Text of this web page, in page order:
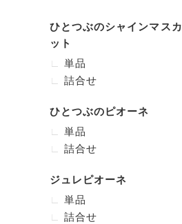
ひとつぶのシャインマスカ
ット
単品
詰合せ
ひとつぶのピオーネ
単品
詰合せ
ジュレピオーネ
単品
詰合せ